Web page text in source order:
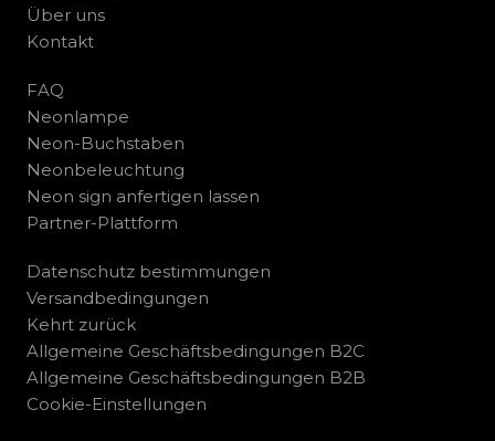
Über uns
Kontakt
FAQ
Neonlampe
Neon-Buchstaben
Neonbeleuchtung
Neon sign anfertigen lassen
Partner-Plattform
Datenschutz bestimmungen
Versandbedingungen
Kehrt zurück
Allgemeine Geschäftsbedingungen B2C
Allgemeine Geschäftsbedingungen B2B
Cookie-Einstellungen